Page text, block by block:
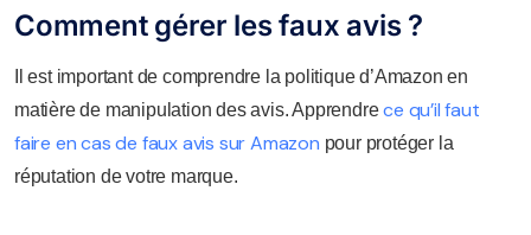
Comment gérer les faux avis ?
Il est important de comprendre la politique d’Amazon en
matière de manipulation des avis. Apprendre ce qu’il faut
faire en cas de faux avis sur Amazon pour protéger la
réputation de votre marque.